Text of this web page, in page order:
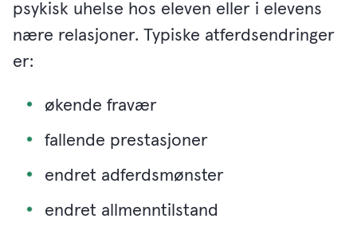
psykisk uhelse hos eleven eller i elevens
nære relasjoner. Typiske atferdsendringer
er:
økende fravær
fallende prestasjoner
endret adferdsmønster
endret allmenntilstand